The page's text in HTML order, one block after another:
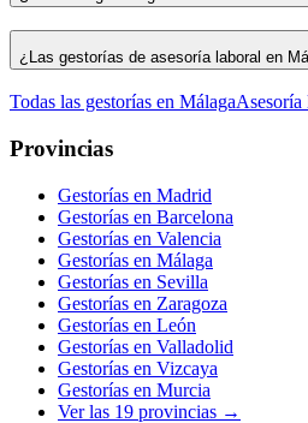
¿Las gestorías de asesoría laboral en
Todas las gestorías en MálagaAsesoría
Provincias
Gestorías en Madrid
Gestorías en Barcelona
Gestorías en Valencia
Gestorías en Málaga
Gestorías en Sevilla
Gestorías en Zaragoza
Gestorías en León
Gestorías en Valladolid
Gestorías en Vizcaya
Gestorías en Murcia
Ver las 19 provincias →